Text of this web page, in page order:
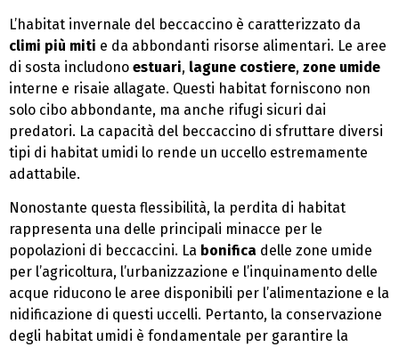
L’habitat invernale del beccaccino è caratterizzato da
climi più miti e da abbondanti risorse alimentari. Le aree
di sosta includono estuari, lagune costiere, zone umide
interne e risaie allagate. Questi habitat forniscono non
solo cibo abbondante, ma anche rifugi sicuri dai
predatori. La capacità del beccaccino di sfruttare diversi
tipi di habitat umidi lo rende un uccello estremamente
adattabile.
Nonostante questa flessibilità, la perdita di habitat
rappresenta una delle principali minacce per le
popolazioni di beccaccini. La bonifica delle zone umide
per l’agricoltura, l’urbanizzazione e l’inquinamento delle
acque riducono le aree disponibili per l’alimentazione e la
nidificazione di questi uccelli. Pertanto, la conservazione
degli habitat umidi è fondamentale per garantire la